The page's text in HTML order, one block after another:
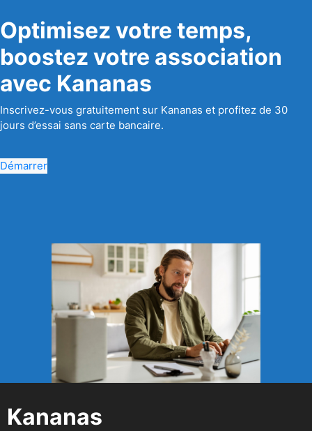
Optimisez votre temps,
boostez votre association
avec Kananas
Inscrivez-vous gratuitement sur Kananas et profitez de 30
jours d’essai sans carte bancaire.
Démarrer
Kananas